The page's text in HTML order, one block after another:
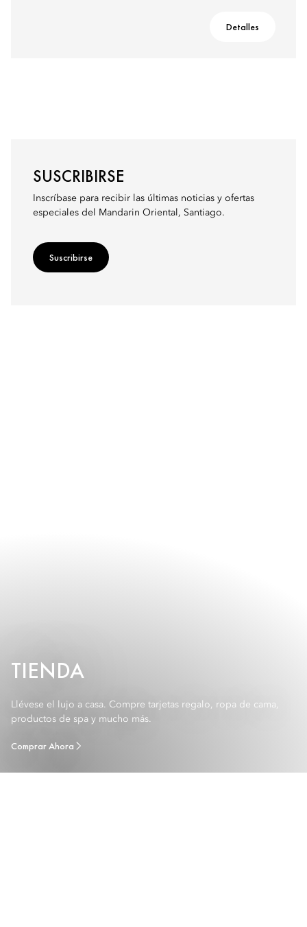
Detalles
SUSCRIBIRSE
Inscríbase para recibir las últimas noticias y ofertas
especiales del Mandarin Oriental, Santiago.
Suscribirse
TIENDA
Llévese el lujo a casa. Compre tarjetas regalo, ropa de cama,
productos de spa y mucho más.
Comprar Ahora